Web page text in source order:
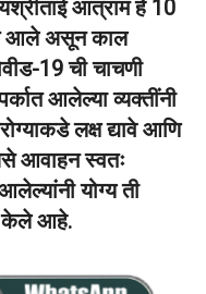
आत्राम हे 10
आले असून काल
19 ची चाचणी
आलेल्या व्यक्तींनी
लक्ष द्यावे आणि
आवाहन स्वतः
योग्य ती
केले आहे.